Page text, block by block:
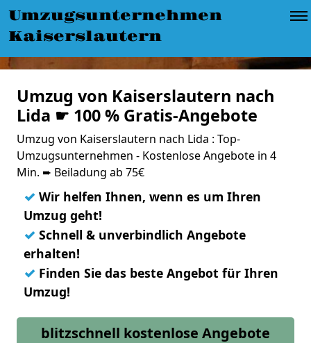
Umzugsunternehmen
Kaiserslautern
Umzug von Kaiserslautern nach
Lida ☛ 100 % Gratis-Angebote
Umzug von Kaiserslautern nach Lida : Top-
Umzugsunternehmen - Kostenlose Angebote in 4
Min. ➨ Beiladung ab 75€
✓ Wir helfen Ihnen, wenn es um Ihren
Umzug geht!
✓ Schnell & unverbindlich Angebote
erhalten!
✓ Finden Sie das beste Angebot für Ihren
Umzug!
blitzschnell kostenlose Angebote